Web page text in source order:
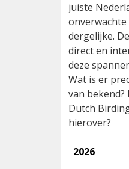
juiste
dergelijke.
direct en
deze
Wat is er
van
Dutch
hierover?
2026